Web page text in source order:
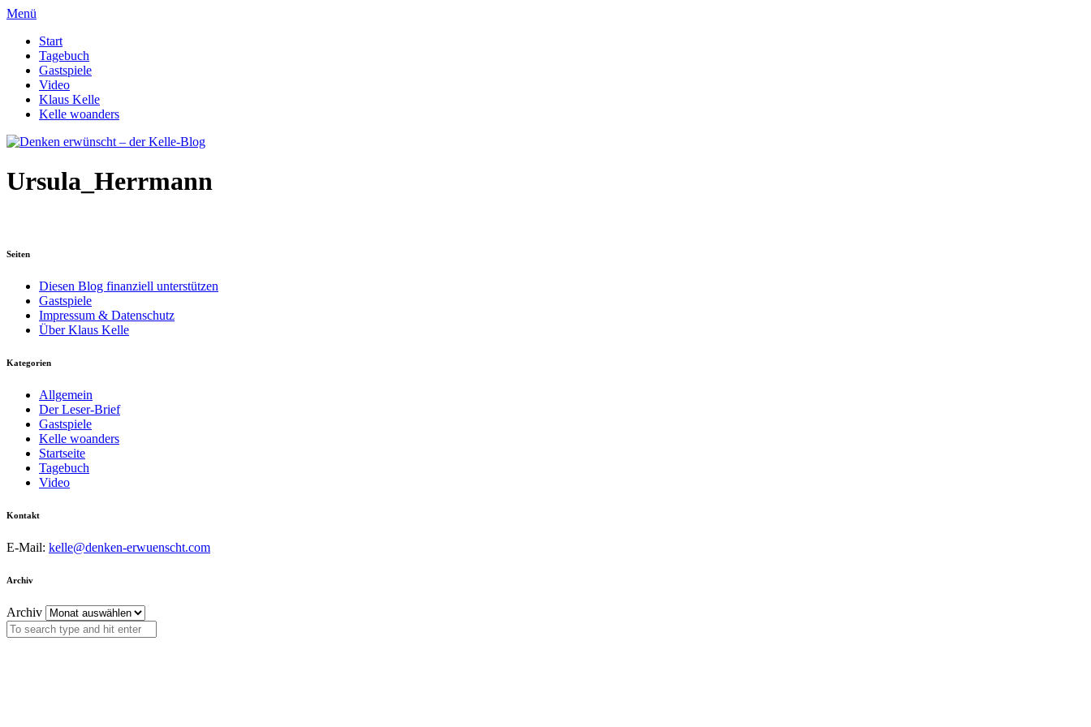
Menü
Start
Tagebuch
Gastspiele
Video
Klaus Kelle
Kelle woanders
Ursula_Herrmann
Seiten
Diesen Blog finanziell unterstützen
Gastspiele
Impressum & Datenschutz
Über Klaus Kelle
Kategorien
Allgemein
Der Leser-Brief
Gastspiele
Kelle woanders
Startseite
Tagebuch
Video
Kontakt
E-Mail: kelle@denken-erwuenscht.com
Archiv
Archiv